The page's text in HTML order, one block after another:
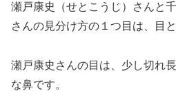
瀬戸康史（せとこうじ）さんと
さんの見分け方の１つ目は、目と
瀬戸康史さんの目は、少し切れ
な鼻です。